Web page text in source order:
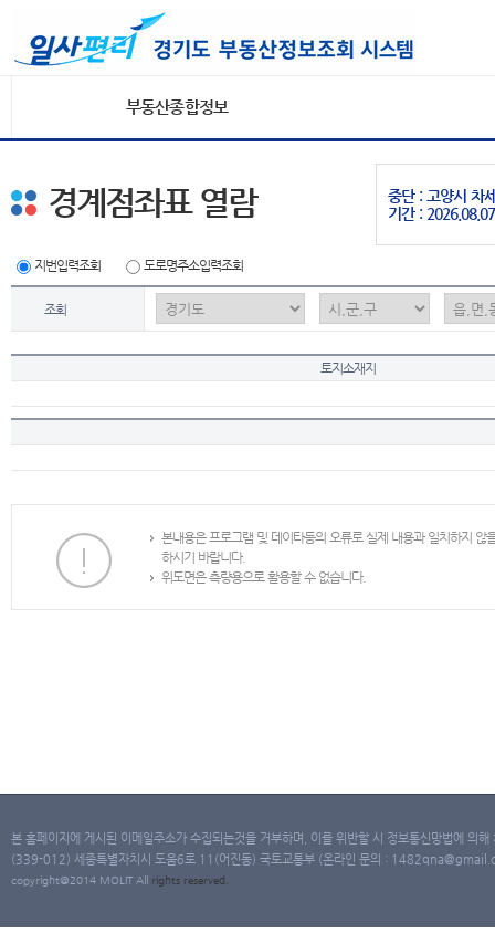
부동산종합정보
중단 : 고양시 차
기간 :
경계점좌표 열람
지번입력조회 도로명주소입력조회
조회
토지소재지
본내용은 프로그램 및 데이타등의 오류로 실제 내용과 일치하지
하시기 바랍니다.
위도면은 측량용으로 활용할 수 없습니다.
본 홈페이지에 게시된 이메일주소가 수집되는것을 거부하며, 이를 위반할 시 정보통신망법에 의
(339-012) 세종특별자치시 도움6로 11(어진동) 국토교통부 (온라인 문의 :
copyright@2014 MOLIT All rights reserved.